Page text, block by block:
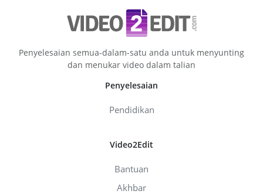
Penyelesaian semua-dalam-satu anda untuk menyunting
dan menukar video dalam talian
Penyelesaian
Pendidikan
Video2Edit
Bantuan
Akhbar